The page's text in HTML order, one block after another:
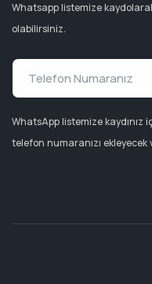
Whatsapp listemize
olabilirsiniz.
WhatsApp listemize
telefon numaranızı